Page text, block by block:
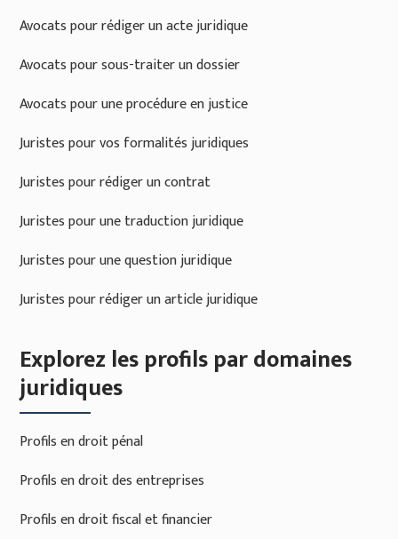
Avocats pour rédiger un acte juridique
Avocats pour sous-traiter un dossier
Avocats pour une procédure en justice
Juristes pour vos formalités juridiques
Juristes pour rédiger un contrat
Juristes pour une traduction juridique
Juristes pour une question juridique
Juristes pour rédiger un article juridique
Explorez les profils par domaines
juridiques
Profils en droit pénal
Profils en droit des entreprises
Profils en droit fiscal et financier